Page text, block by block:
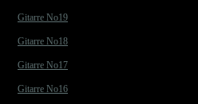
Gitarre No19
Gitarre No18
Gitarre No17
Gitarre No16